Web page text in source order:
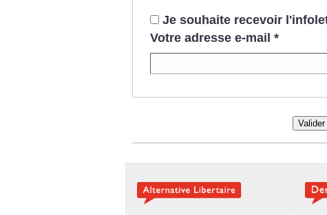
Je souhaite recevoir
Votre adresse e-mail *
Valider